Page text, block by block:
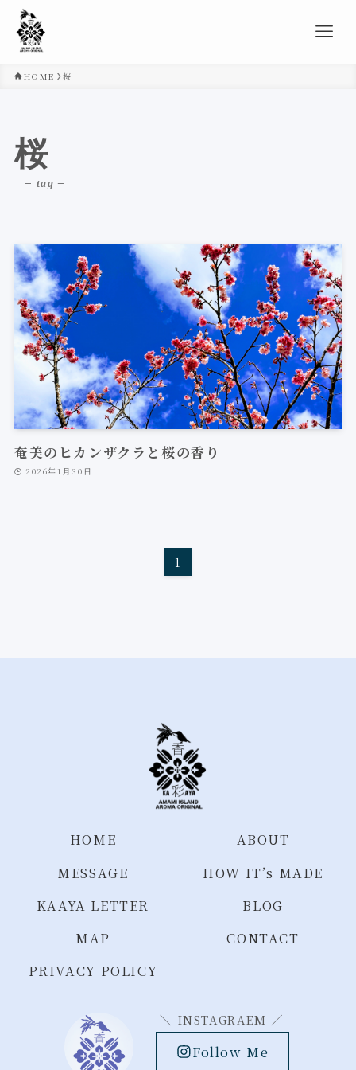
HOME 桜
桜
– tag –
奄美のヒカンザクラと桜の香り
2026年1月30日
1
HOME
ABOUT
MESSAGE
HOW IT’s MADE
KAAYA LETTER
BLOG
MAP
CONTACT
PRIVACY POLICY
＼ INSTAGRAEM ／
Follow Me